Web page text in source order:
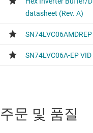
주문 및 품질